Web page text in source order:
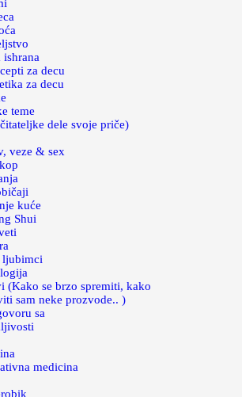
ishrana
za decu
za decu
teme
dele svoje priče)
veze & sex
kuće
Shui
(Kako se brzo spremiti, kako
sam neke prozvode.. )
sa
medicina